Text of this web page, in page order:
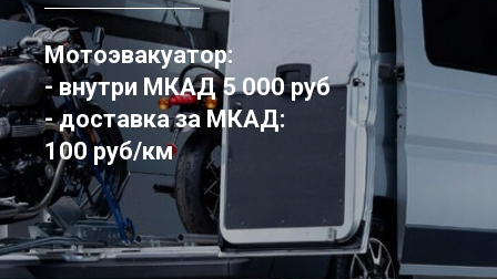
Мотоэвакуатор:
- внутри МКАД 5 000 руб
- доставка за МКАД:
100 руб/км